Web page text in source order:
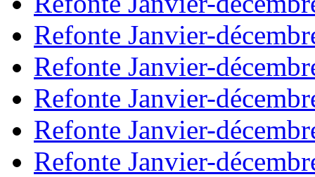
Refonte Janvier-
Refonte Janvier-
Refonte Janvier-
Refonte Janvier-
Refonte Janvier-